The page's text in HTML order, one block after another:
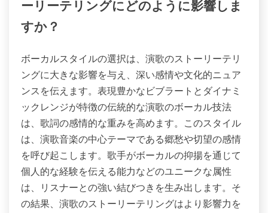
ーリーテリングにどのように影響しま
すか？
ボーカルスタイルの選択は、演歌のストーリーテリ
ングに大きな影響を与え、深い感情や文化的ニュア
ンスを伝えます。表現豊かなビブラートとダイナミ
ックレンジが特徴の伝統的な演歌のボーカル技法
は、歌詞の感情的な重みを高めます。このスタイル
は、演歌音楽の中心テーマである郷愁や切望の感情
を呼び起こします。歌手がボーカルの抑揚を通じて
個人的な経験を伝える能力などのユニークな属性
は、リスナーとの強い結びつきを生み出します。そ
の結果、演歌のストーリーテリングはより影響力を